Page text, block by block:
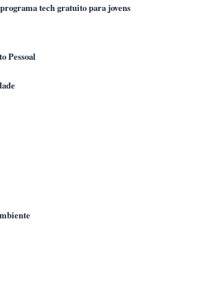
tech gratuito para jovens
Pessoal